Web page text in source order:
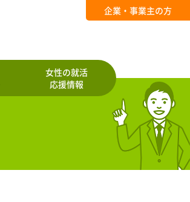
女性の就活
応援情報
企業・事業主の方